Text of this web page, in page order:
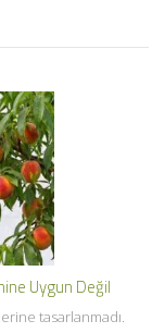
Uygun Değil
tasarlanmadı.